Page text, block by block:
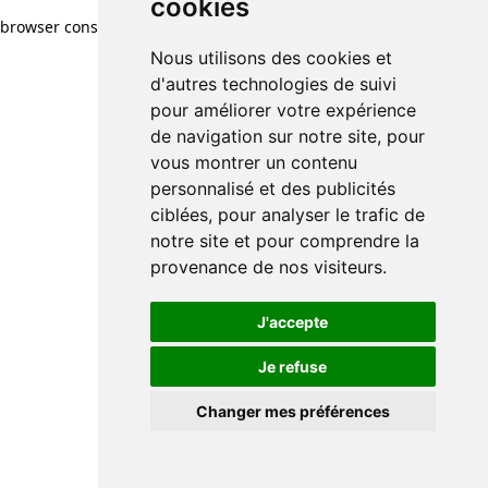
cookies
Nous utilisons des cookies et
d'autres technologies de suivi
pour améliorer votre expérience
de navigation sur notre site, pour
vous montrer un contenu
personnalisé et des publicités
ciblées, pour analyser le trafic de
notre site et pour comprendre la
provenance de nos visiteurs.
J'accepte
Je refuse
Changer mes préférences
browser console for more information)